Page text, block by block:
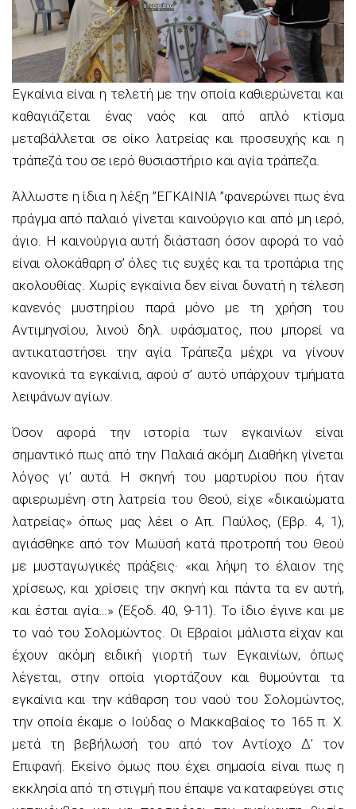
Εγκαίνια είναι η τελετή με την οποία καθιερώνεται και
καθαγιάζεται ένας ναός και από απλό κτίσμα
μεταβάλλεται σε οίκο λατρείας και προσευχής και η
τράπεζά του σε ιερό θυσιαστήριο και αγία τράπεζα.
Άλλωστε η ίδια η λέξη ”ΕΓΚΑΙΝΙΑ ”φανερώνει πως ένα
πράγμα από παλαιό γίνεται καινούργιο και από μη ιερό,
άγιο. Η καινούργια αυτή διάσταση όσον αφορά το ναό
είναι ολοκάθαρη σ’ όλες τις ευχές και τα τροπάρια της
ακολουθίας. Χωρίς εγκαίνια δεν είναι δυνατή η τέλεση
κανενός μυστηρίου παρά μόνο με τη χρήση του
Αντιμηνσίου, λινού δηλ. υφάσματος, που μπορεί να
αντικαταστήσει την αγία Τράπεζα μέχρι να γίνουν
κανονικά τα εγκαίνια, αφού σ’ αυτό υπάρχουν τμήματα
λειψάνων αγίων.
Όσον αφορά την ιστορία των εγκαινίων είναι
σημαντικό πως από την Παλαιά ακόμη Διαθήκη γίνεται
λόγος γι’ αυτά. Η σκηνή του μαρτυρίου που ήταν
αφιερωμένη στη λατρεία του Θεού, είχε «δικαιώματα
λατρείας» όπως μας λέει ο Απ. Παύλος, (Εβρ. 4, 1),
αγιάσθηκε από τον Μωϋσή κατά προτροπή του Θεού
με μυσταγωγικές πράξεις· «και λήψη το έλαιον της
χρίσεως, και χρίσεις την σκηνή και πάντα τα εν αυτή,
και έσται αγία…» (Έξοδ. 40, 9-11). Το ίδιο έγινε και με
το ναό του Σολομώντος. Οι Εβραίοι μάλιστα είχαν και
έχουν ακόμη ειδική γιορτή των Εγκαινίων, όπως
λέγεται, στην οποία γιορτάζουν και θυμούνται τα
εγκαίνια και την κάθαρση του ναού του Σολομώντος,
την οποία έκαμε ο Ιούδας ο Μακκαβαίος το 165 π. Χ.
μετά τη βεβήλωσή του από τον Αντίοχο Δ’ τον
Επιφανή. Εκείνο όμως που έχει σημασία είναι πως η
εκκλησία από τη στιγμή που έπαψε να καταφεύγει στις